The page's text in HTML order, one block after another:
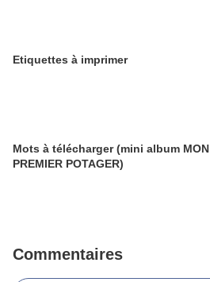
Etiquettes à imprimer
Mots à télécharger (mini album MON
PREMIER POTAGER)
Commentaires